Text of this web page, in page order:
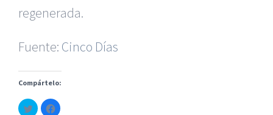
regenerada.
Fuente: Cinco Días
Compártelo:
Haz Haz
|Formación para Abogados
|Hacer Contrato De
© Copyright 2010 -